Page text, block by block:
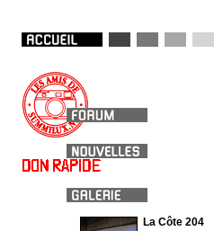
La Côte 204